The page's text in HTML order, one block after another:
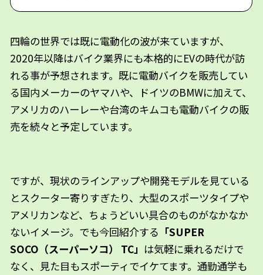
四輪の世界では既に電動化の波が来ていますが、
2020年以降はバイク業界にも本格的にEVの時代が訪
れる事が予想されます。既に電動バイクを販売してい
る国内メーカーのヤマハや、ドイツのBMWに加えて、
アメリカのハーレーや台湾のキムコも電動バイクの販
売を続々と予定しています。
ですが、現状のラインアップや開発モデルを見ている
とスクーター寄りすぎたり、大型のスポーツタイプや
アメリカンなど、ちょうどいい具合のものがなかなか
ないイメージ。でも今回紹介する 「SUPER
SOCO（スーパーソコ） TC」 は気軽に乗れるだけで
なく、見た目もスポーティでイケてます。通勤通学も